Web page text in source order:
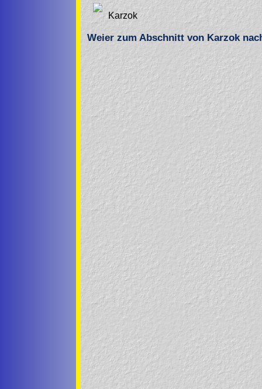
Karzok
Weier zum Abschnitt von Karzok